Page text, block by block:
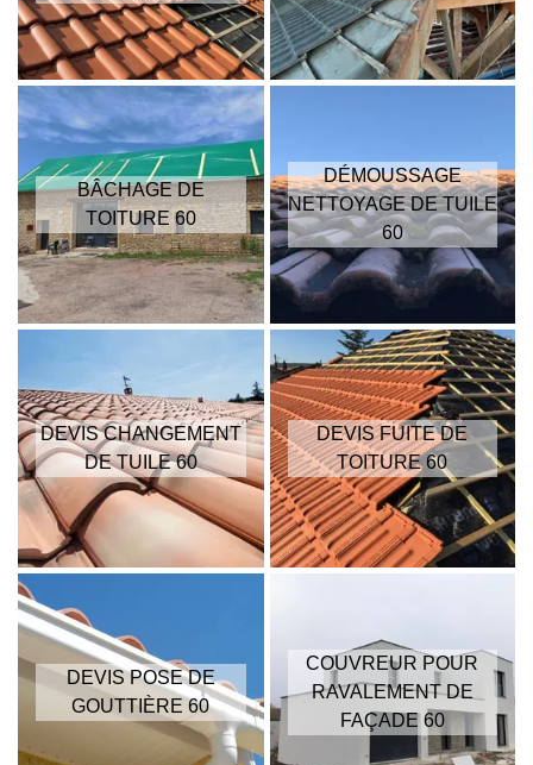
BÂCHAGE DE
TOITURE 60
DÉMOUSSAGE
NETTOYAGE DE TUILE
60
DEVIS CHANGEMENT
DE TUILE 60
DEVIS FUITE DE
TOITURE 60
DEVIS POSE DE
GOUTTIÈRE 60
COUVREUR POUR
RAVALEMENT DE
FAÇADE 60